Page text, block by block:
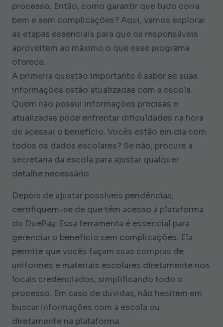
processo. Então, como garantir que tudo corra
bem e sem complicações? Aqui, vamos explorar
as etapas essenciais para que os responsáveis
aproveitem ao máximo o que esse programa
oferece.
A primeira questão importante é saber se suas
informações estão atualizadas com a escola.
Quem não possui informações precisas e
atualizadas pode enfrentar dificuldades na hora
de acessar o benefício. Vocês estão em dia com
todos os dados escolares? Se não, procure a
secretaria da escola para ajustar qualquer
detalhe necessário.
Depois de ajustar possíveis pendências,
certifiquem-se de que têm acesso à plataforma
do DuePay. Essa ferramenta é essencial para
gerenciar o benefício sem complicações. Ela
permite que vocês façam suas compras de
uniformes e materiais escolares diretamente nos
locais credenciados, simplificando todo o
processo. Em caso de dúvidas, não hesitem em
buscar informações com a escola ou
diretamente na plataforma.